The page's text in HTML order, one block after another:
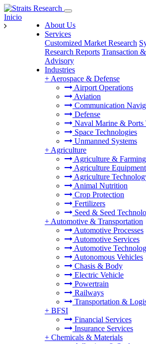
About Us
Services
Customized Market Research
Research Reports Transaction
Advisory
Industries
+ Aerospace & Defense
Airport Operations
Aviation
Communication
Defense
Naval Marine & Ports
Space Technologies
Unmanned Systems
+ Agriculture
Agriculture & Farming
Agriculture
Agriculture
Animal Nutrition
Crop Protection
Fertilizers
Seed & Seed
+ Automotive & Transportation
Automotive Processes
Automotive Services
Automotive
Autonomous Vehicles
Chasis & Body
Electric Vehicle
Powertrain
Railways
Transportation &
+ BFSI
Financial Services
Insurance Services
+ Chemicals & Materials
Inicio